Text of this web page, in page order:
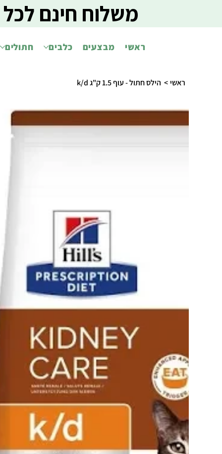
ראשי מבצעים כלבים חתולים
משלוח חינם
ראשי > הילס חתול - עוף 1.5 ק"ג k/d